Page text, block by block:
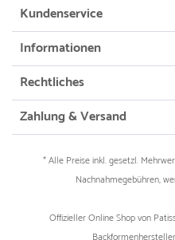
Kundenservice
Informationen
Rechtliches
Zahlung & Versand
* Alle Preise inkl. gesetzl.
Nachnahmegebühren,
Offizieller Online Shop von